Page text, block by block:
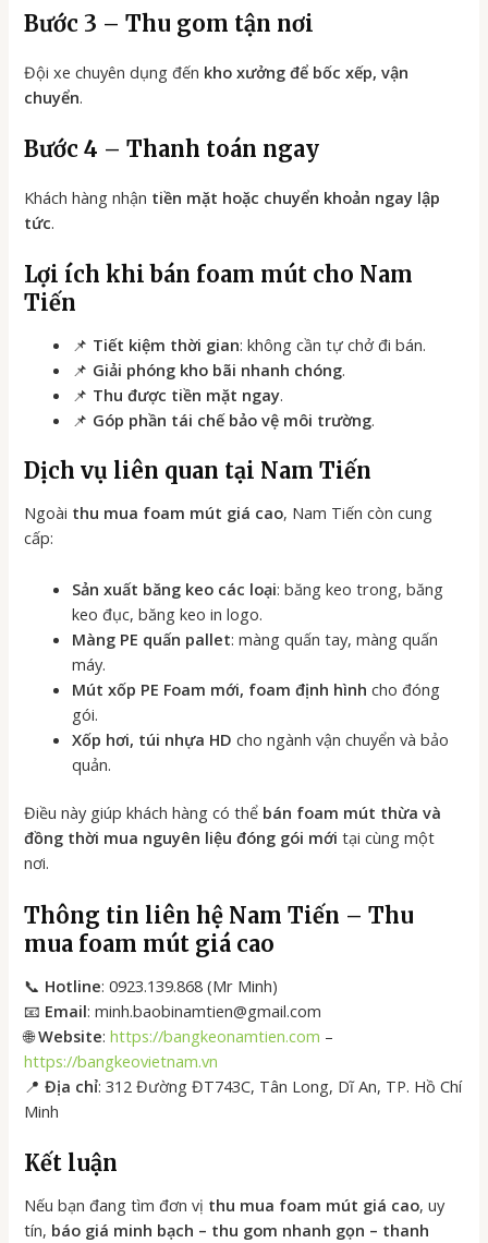
Bước 3 – Thu gom tận nơi
Đội xe chuyên dụng đến kho xưởng để bốc xếp, vận
chuyển.
Bước 4 – Thanh toán ngay
Khách hàng nhận tiền mặt hoặc chuyển khoản ngay lập
tức.
Lợi ích khi bán foam mút cho Nam
Tiến
📌 Tiết kiệm thời gian: không cần tự chở đi bán.
📌 Giải phóng kho bãi nhanh chóng.
📌 Thu được tiền mặt ngay.
📌 Góp phần tái chế bảo vệ môi trường.
Dịch vụ liên quan tại Nam Tiến
Ngoài thu mua foam mút giá cao, Nam Tiến còn cung
cấp:
Sản xuất băng keo các loại: băng keo trong, băng
keo đục, băng keo in logo.
Màng PE quấn pallet: màng quấn tay, màng quấn
máy.
Mút xốp PE Foam mới, foam định hình cho đóng
gói.
Xốp hơi, túi nhựa HD cho ngành vận chuyển và bảo
quản.
Điều này giúp khách hàng có thể bán foam mút thừa và
đồng thời mua nguyên liệu đóng gói mới tại cùng một
nơi.
Thông tin liên hệ Nam Tiến – Thu
mua foam mút giá cao
📞 Hotline: 0923.139.868 (Mr Minh)
📧 Email: minh.baobinamtien@gmail.com
🌐Website:https://bangkeonamtien.com –
https://bangkeovietnam.vn
📍Địa chỉ: 312 Đường ĐT743C, Tân Long, Dĩ An, TP. Hồ Chí
Minh
Kết luận
Nếu bạn đang tìm đơn vị thu mua foam mút giá cao, uy
tín, báo giá minh bạch – thu gom nhanh gọn – thanh